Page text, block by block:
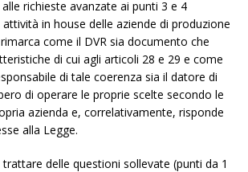
richieste avanzate ai punti 3 e 4
in house delle aziende di produzione
come il DVR sia documento che
di cui agli articoli 28 e 29 e come
di tale coerenza sia il datore di
di operare le proprie scelte secondo le
azienda e, correlativamente, risponde
alla Legge.
delle questioni sollevate (punti da 1